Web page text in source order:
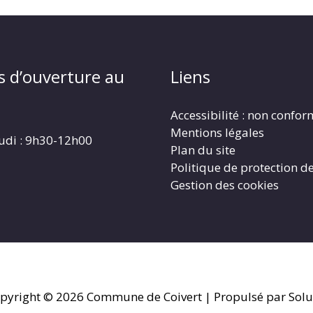
d’ouverture au
: 9h30-12h00
Liens
Accessibilité : non
Mentions légales
Plan du site
Politique de protection
Gestion des cookies
© 2026 Commune de Coivert | Propulsé par